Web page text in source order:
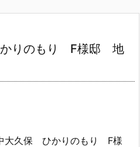
りのもり F様邸 地
大久保 ひかりのもり F様